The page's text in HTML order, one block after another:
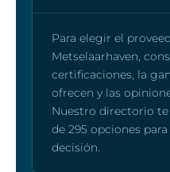
Para elegir el
Metselaarhaven,
certificaciones, la
ofrecen y las
Nuestro directorio
de 295 opciones
decisión.